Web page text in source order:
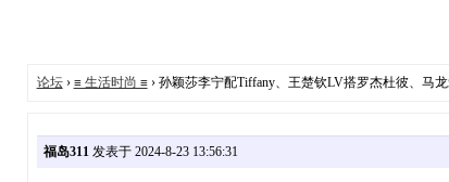
论坛› ≡ 生活时尚 ≡› 孙颖莎李宁配Tiffany、王楚钦LV搭罗杰杜彼、马
福岛311发表于 2024-8-23 13:56:31